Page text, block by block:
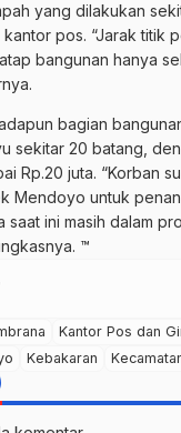
yang dilakukan
pos. “Jarak titik
bangunan hanya
bagian
sekitar 20 batang,
Rp.20 juta. “Korban
Mendoyo untuk
saat ini masih dalam
™
Kantor Pos dan
Kebakaran